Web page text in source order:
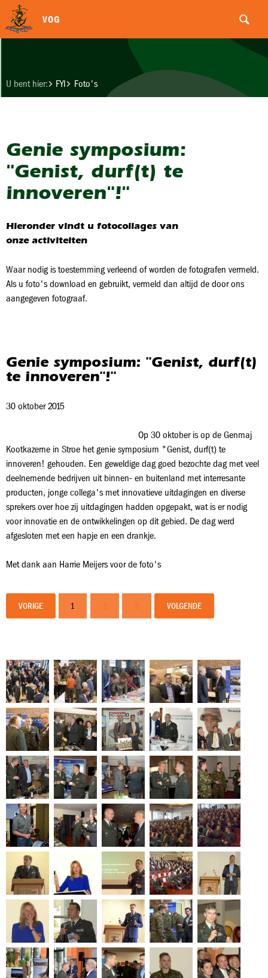
VOG
U bent hier: FYI Foto's
Genie symposium:
"Genist, durf(t) te
innoveren"!"
Hieronder vindt u fotocollages van
onze activiteiten
Waar nodig is toestemming verleend of worden de fotografen vermeld.
Als u foto's download en gebruikt, vermeld dan altijd de door ons
aangegeven fotograaf.
Genie symposium: "Genist, durf(t)
te innoveren"!"
30 oktober 2015
Op 30 oktober is op de Genmaj
Kootkazerne in Stroe het genie symposium "Genist, durf(t) te
innoveren! gehouden. Een geweldige dag goed bezochte dag met veel
deelnemende bedrijven uit binnen- en buitenland met interresante
producten, jonge collega's met innovatieve uitdagingen en diverse
sprekers over hoe zij uitdagingen hadden opgepakt, wat is er nodig
voor innovatie en de ontwikkelingen op dit gebied. De dag werd
afgesloten met een hapje en een drankje.
Met dank aan Harrie Meijers voor de foto's
VORIGE 1 2 3 VOLGENDE